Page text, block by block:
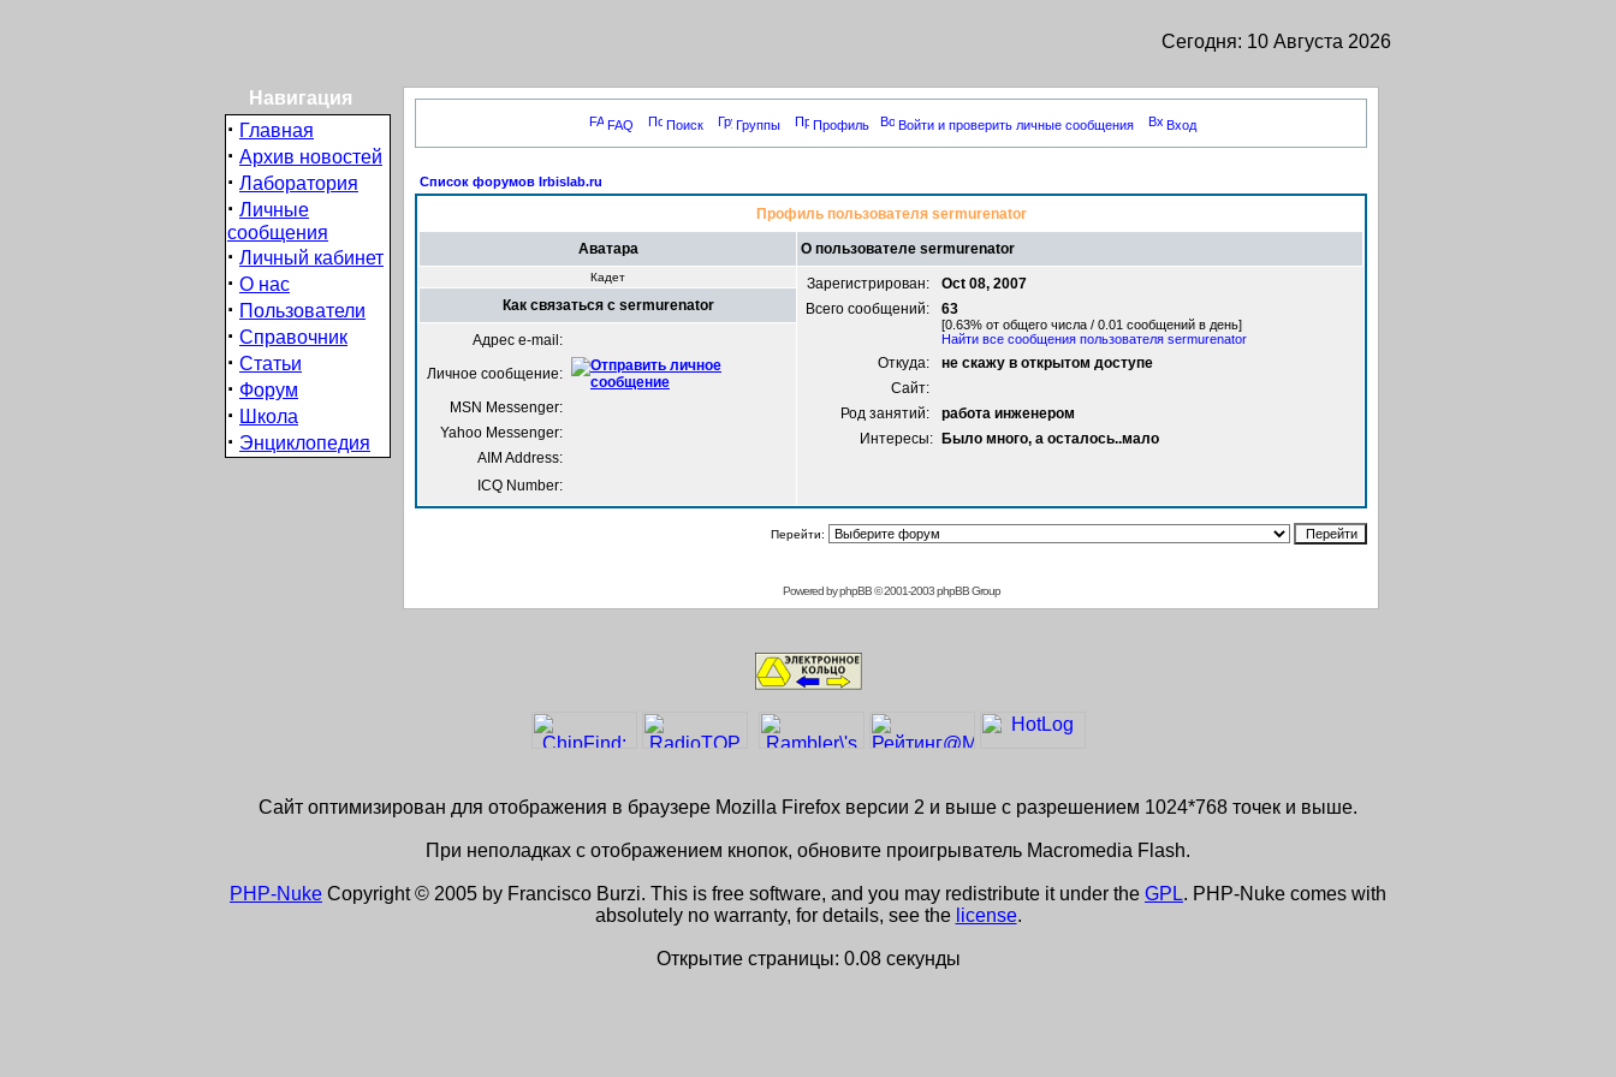
Сегодня: 10 Августа 2026
Навигация
· Главная
· Архив новостей
· Лаборатория
· Личные
сообщения
· Личный кабинет
· О нас
· Пользователи
· Справочник
· Статьи
· Форум
· Школа
· Энциклопедия
FAQ Поиск Группы Профиль Войти и проверить личные сообщения Вход
Список форумов Irbislab.ru
Профиль пользователя sermurenator
Аватара О пользователе sermurenator
Кадет Зарегистрирован:
Oct 08, 2007
Всего сообщений:
63
[0.63% от общего числа / 0.01 сообщений в день]
Найти все сообщения пользователя sermurenator
Откуда:
не скажу в открытом доступе
Сайт:
Род занятий:
работа инженером
Интересы:
Было много, а осталось..мало
Как связаться с sermurenator
Адрес e-mail:
Личное сообщение:
MSN Messenger:
Yahoo Messenger:
AIM Address:
ICQ Number:
Перейти:
Powered byphpBB© 2001-2003 phpBB Group
Сайт оптимизирован для отображения в браузере Mozilla Firefox версии 2 и выше с разрешением 1024*768 точек и выше.
При неполадках с отображением кнопок, обновите проигрыватель Macromedia Flash.
PHP-Nuke Copyright © 2005 by Francisco Burzi. This is free software, and you may redistribute it under the GPL. PHP-Nuke comes with
absolutely no warranty, for details, see the license.
Открытие страницы: 0.08 секунды